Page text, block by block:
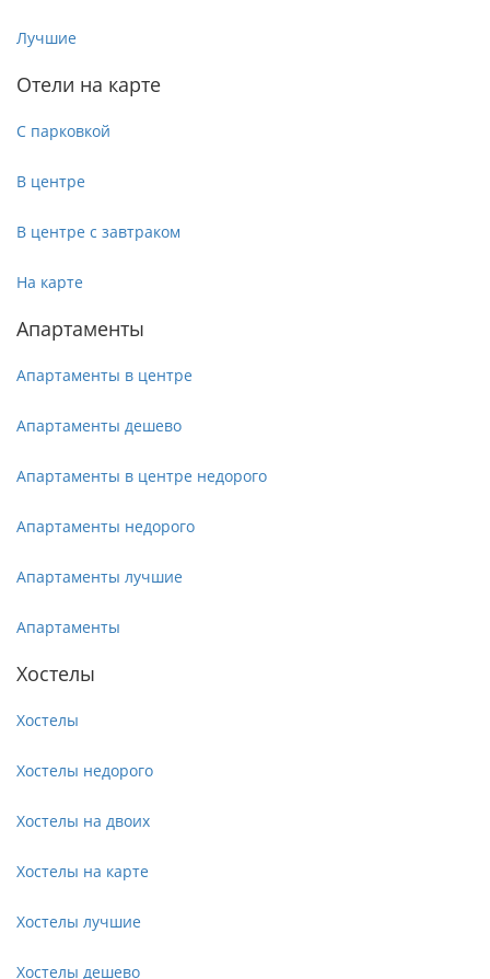
Лучшие
Отели на карте
С парковкой
В центре
В центре с завтраком
На карте
Апартаменты
Апартаменты в центре
Апартаменты дешево
Апартаменты в центре недорого
Апартаменты недорого
Апартаменты лучшие
Апартаменты
Хостелы
Хостелы
Хостелы недорого
Хостелы на двоих
Хостелы на карте
Хостелы лучшие
Хостелы дешево